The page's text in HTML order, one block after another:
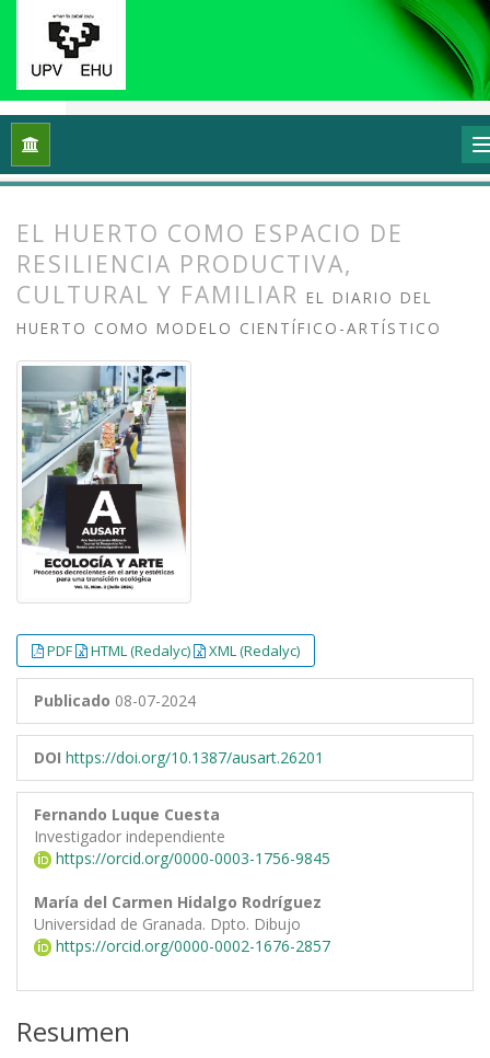
Inicio Vol. 12 Núm. 2 (2024): Ecología y arte:
EL HUERTO COMO ESPACIO DE
RESILIENCIA PRODUCTIVA,
CULTURAL Y FAMILIAR EL DIARIO DEL
HUERTO COMO MODELO CIENTÍFICO-ARTÍSTICO
PDF HTML (Redalyc) XML (Redalyc)
Publicado 08-07-2024
DOI https://doi.org/10.1387/ausart.26201
Fernando Luque Cuesta
Investigador independiente
https://orcid.org/0000-0003-1756-9845
María del Carmen Hidalgo Rodríguez
Universidad de Granada. Dpto. Dibujo
https://orcid.org/0000-0002-1676-2857
Resumen